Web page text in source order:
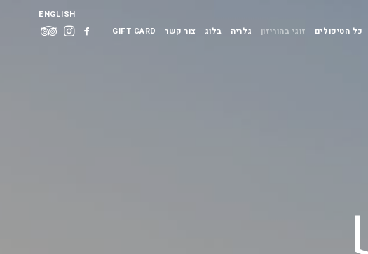
כל הטיפולים זוגי בהוריזון גלריה בלוג צור קשר GIFT CARD
ENGLISH